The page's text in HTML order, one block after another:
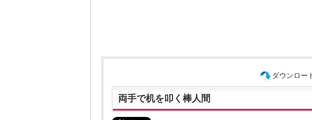
ダウンロー
両手で机を叩く棒人間